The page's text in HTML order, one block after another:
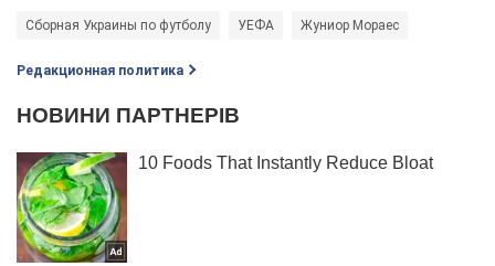
Сборная Украины по футболу УЕФА Жуниор Мораес
Редакционная политика